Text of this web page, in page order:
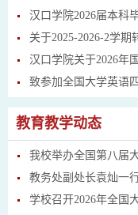
汉口学院2026届本科
关于2025-2026-2学
汉口学院关于2026年
致参加全国大学英语
教育教学动态
我校举办全国第八届
级展演活动
教务处副处长袁灿一
变科技有限公司
学校召开2026年全国